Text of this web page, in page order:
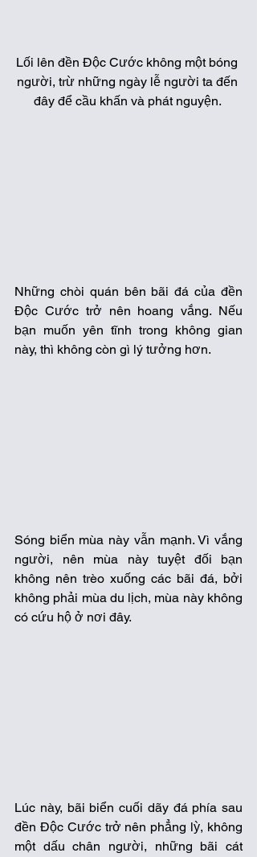
Lối lên đền Độc Cước không một bóng
người, trừ những ngày lễ người ta đến
đây để cầu khấn và phát nguyện.
Những chòi quán bên bãi đá của đền
Độc Cước trở nên hoang vắng. Nếu
bạn muốn yên tĩnh trong không gian
này, thì không còn gì lý tưởng hơn.
Sóng biển mùa này vẫn mạnh. Vì vắng
người, nên mùa này tuyệt đối bạn
không nên trèo xuống các bãi đá, bởi
không phải mùa du lịch, mùa này không
có cứu hộ ở nơi đây.
Lúc này, bãi biển cuối dãy đá phía sau
đền Độc Cước trở nên phẳng lỳ, không
một dấu chân người, những bãi cát